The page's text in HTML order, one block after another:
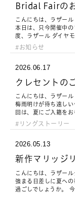
Bridal Fairの
こんにちは、ラザー
本日は、只今開催中
度、ラザール ダイヤ
お知らせ
2026.06.17
クレセントの
こんにちは、ラザー
梅雨明けが待ち遠し
回は、夏にご入籍を
リングストーリー
2026.05.13
新作マリッジ
こんにちは、ラザー
強まる日差しに夏へ
過ごしでしょうか。